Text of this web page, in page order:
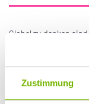
Zustimmung
Global zu denken
Digital Natives mit
der Sozialen
WhatsApp,
des Lebens, Liebens
Unbegrenztheit